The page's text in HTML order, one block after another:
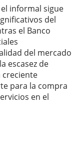
informal sigue
del
el Banco
del mercado
escasez de
creciente
para la compra
en el